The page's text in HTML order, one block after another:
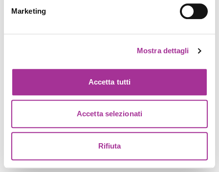
Marketing
Mostra dettagli
Accetta tutti
Accetta selezionati
Rifiuta